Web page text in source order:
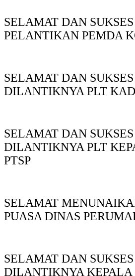
SELAMAT DAN SUKSES
PELANTIKAN PEMDA
SELAMAT DAN SUKSES
DILANTIKNYA PLT
SELAMAT DAN SUKSES
DILANTIKNYA PLT
PTSP
SELAMAT
PUASA DINAS
SELAMAT DAN SUKSES
DILANTIKNYA KEPALA